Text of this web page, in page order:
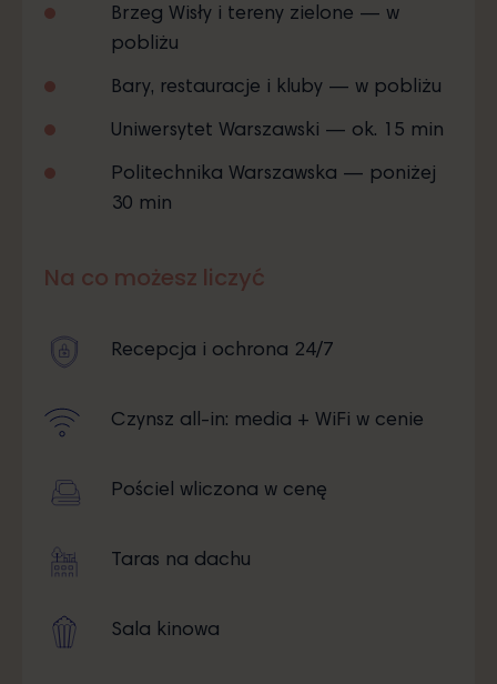
Brzeg Wisły i tereny zielone — w
pobliżu
Bary, restauracje i kluby — w pobliżu
Uniwersytet Warszawski — ok. 15 min
Politechnika Warszawska — poniżej
30 min
Na co możesz liczyć
Recepcja i ochrona 24/7
Czynsz all-in: media + WiFi w cenie
Pościel wliczona w cenę
Taras na dachu
Sala kinowa